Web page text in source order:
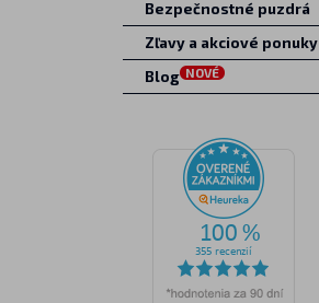
Bezpečnostné puzdrá
Zľavy a akciové ponuky
Blog NOVÉ